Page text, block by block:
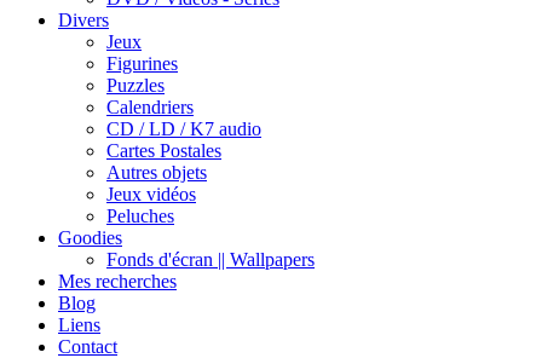
Divers
Jeux
Figurines
Puzzles
Calendriers
CD / LD / K7 audio
Cartes Postales
Autres objets
Jeux vidéos
Peluches
Goodies
Fonds d'écran || Wallpapers
Mes recherches
Blog
Liens
Contact